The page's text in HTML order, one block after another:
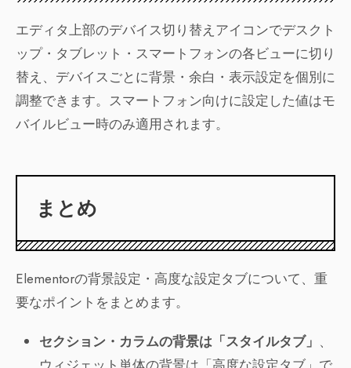
エディタ上部のデバイス切り替えアイコンでデスクト
ップ・タブレット・スマートフォンの各ビューに切り
替え、デバイスごとに背景・余白・表示設定を個別に
調整できます。スマートフォン向けに設定した値はモ
バイルビュー時のみ適用されます。
まとめ
Elementorの背景設定・高度な設定タブについて、重
要なポイントをまとめます。
セクション・カラムの背景は「スタイルタブ」 、